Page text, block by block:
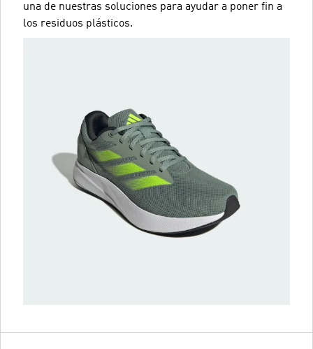
una de nuestras soluciones para ayudar a poner fin a
los residuos plásticos.